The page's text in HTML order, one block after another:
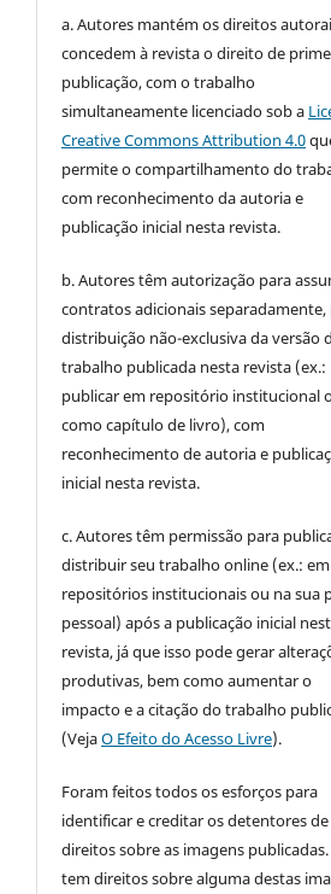
a. Autores mantém os direitos
concedem à revista o direito de
publicação, com o trabalho
simultaneamente licenciado sob a
Creative Commons Attribution 4.0
permite o compartilhamento do
com reconhecimento da autoria e
publicação inicial nesta revista.
b. Autores têm autorização para
contratos adicionais separadamente,
distribuição não-exclusiva da versão
trabalho publicada nesta revista (ex.:
publicar em repositório institucional
como capítulo de livro), com
reconhecimento de autoria e
inicial nesta revista.
c. Autores têm permissão para
distribuir seu trabalho online (ex.: em
repositórios institucionais ou na sua
pessoal) após a publicação inicial
revista, já que isso pode gerar
produtivas, bem como aumentar o
impacto e a citação do trabalho
(VejaO Efeito do Acesso Livre).
Foram feitos todos os esforços para
identificar e creditar os detentores de
direitos sobre as imagens publicadas.
tem direitos sobre alguma destas